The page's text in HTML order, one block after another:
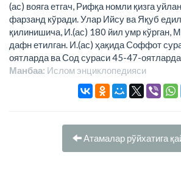
(ас) вояга етгач, Рифқа номли қизга
фарзанд кўради. Улар Ийсу ва Яқуб
қилинишича, И.(ас) 180 йил умр кўрган,
дафн етилган. И.(ас) ҳақида Соффот
оятларда ва Сод сураси 45-47-оятларда
Манбаа: Ислом энциклопeдияси
Атамалар рўйхатига